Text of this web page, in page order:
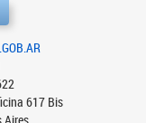
617 Bis
Aires